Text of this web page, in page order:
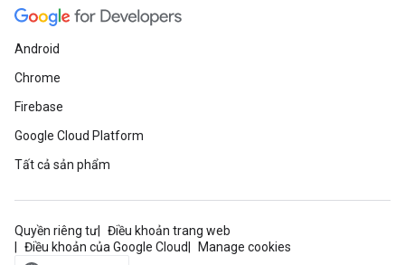
Android
Chrome
Firebase
Google Cloud Platform
Tất cả sản phẩm
Quyền riêng tư
Điều khoản trang web
Điều khoản của Google Cloud
Manage cookies